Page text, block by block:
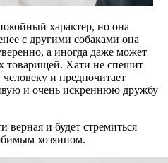
характер, но она
с другими собаками она
а иногда даже может
товарищей. Хати не спешит
и предпочитает
и очень искреннюю дружбу
верная и будет стремиться
хозяином.